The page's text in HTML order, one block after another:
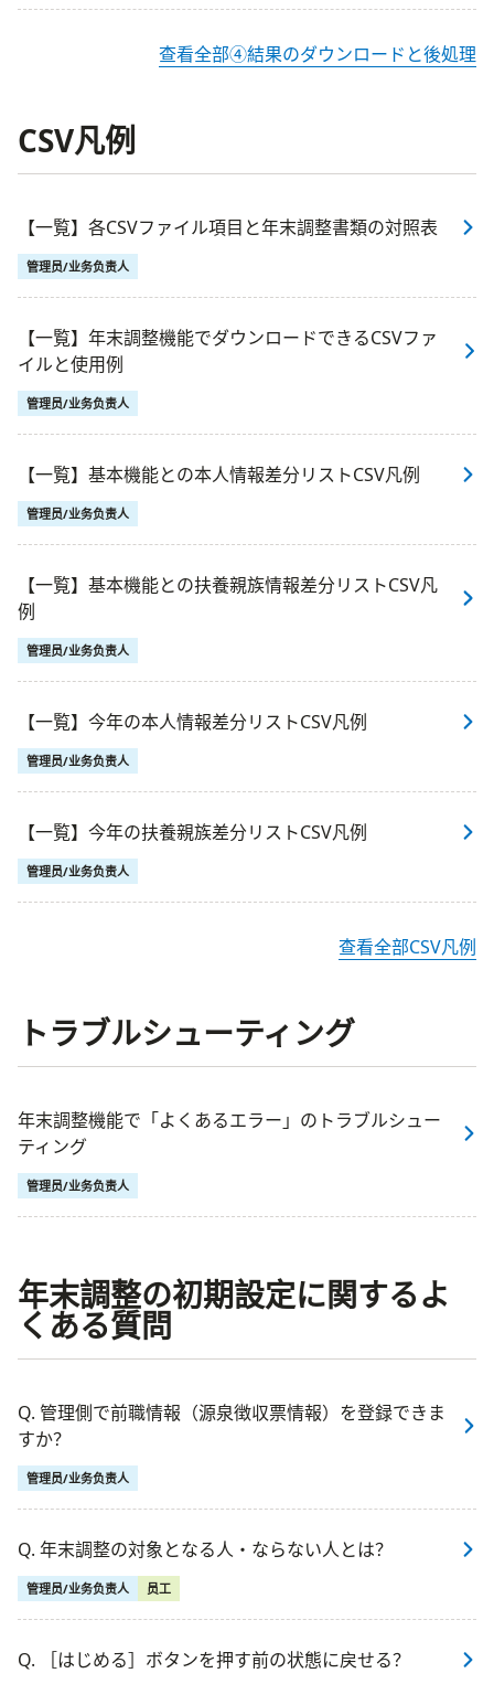
查看全部④結果のダウンロードと後処理
CSV凡例
【一覧】各CSVファイル項目と年末調整書類の対照表
管理员/业务负责人
【一覧】年末調整機能でダウンロードできるCSVファ
イルと使用例
管理员/业务负责人
【一覧】基本機能との本人情報差分リストCSV凡例
管理员/业务负责人
【一覧】基本機能との扶養親族情報差分リストCSV凡
例
管理员/业务负责人
【一覧】今年の本人情報差分リストCSV凡例
管理员/业务负责人
【一覧】今年の扶養親族差分リストCSV凡例
管理员/业务负责人
查看全部CSV凡例
トラブルシューティング
年末調整機能で「よくあるエラー」のトラブルシュー
ティング
管理员/业务负责人
年末調整の初期設定に関するよ
くある質問
Q. 管理側で前職情報（源泉徴収票情報）を登録できま
すか？
管理员/业务负责人
Q. 年末調整の対象となる人・ならない人とは？
管理员/业务负责人 员工
Q. ［はじめる］ボタンを押す前の状態に戻せる？